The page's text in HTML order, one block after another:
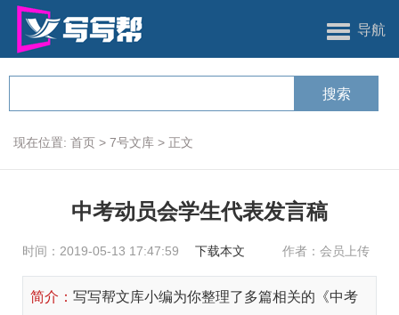
导航
现在位置: 首页 > 7号文库 > 正文
中考动员会学生代表发言稿
时间：2019-05-13 17:47:59 下载本文 作者：会员上传
简介： 写写帮文库小编为你整理了多篇相关的《中考